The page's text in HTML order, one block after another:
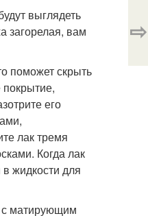
выглядеть
загорелая, вам
поможет скрыть
покрытие,
его
лак тремя
Когда лак
жидкости для
с матирующим
⇨